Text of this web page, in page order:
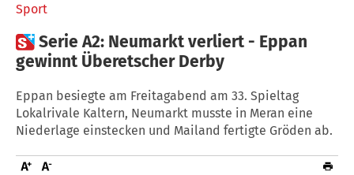
Sport
Serie A2: Neumarkt verliert - Eppan
gewinnt Überetscher Derby
Eppan besiegte am Freitagabend am 33. Spieltag
Lokalrivale Kaltern, Neumarkt musste in Meran eine
Niederlage einstecken und Mailand fertigte Gröden ab.